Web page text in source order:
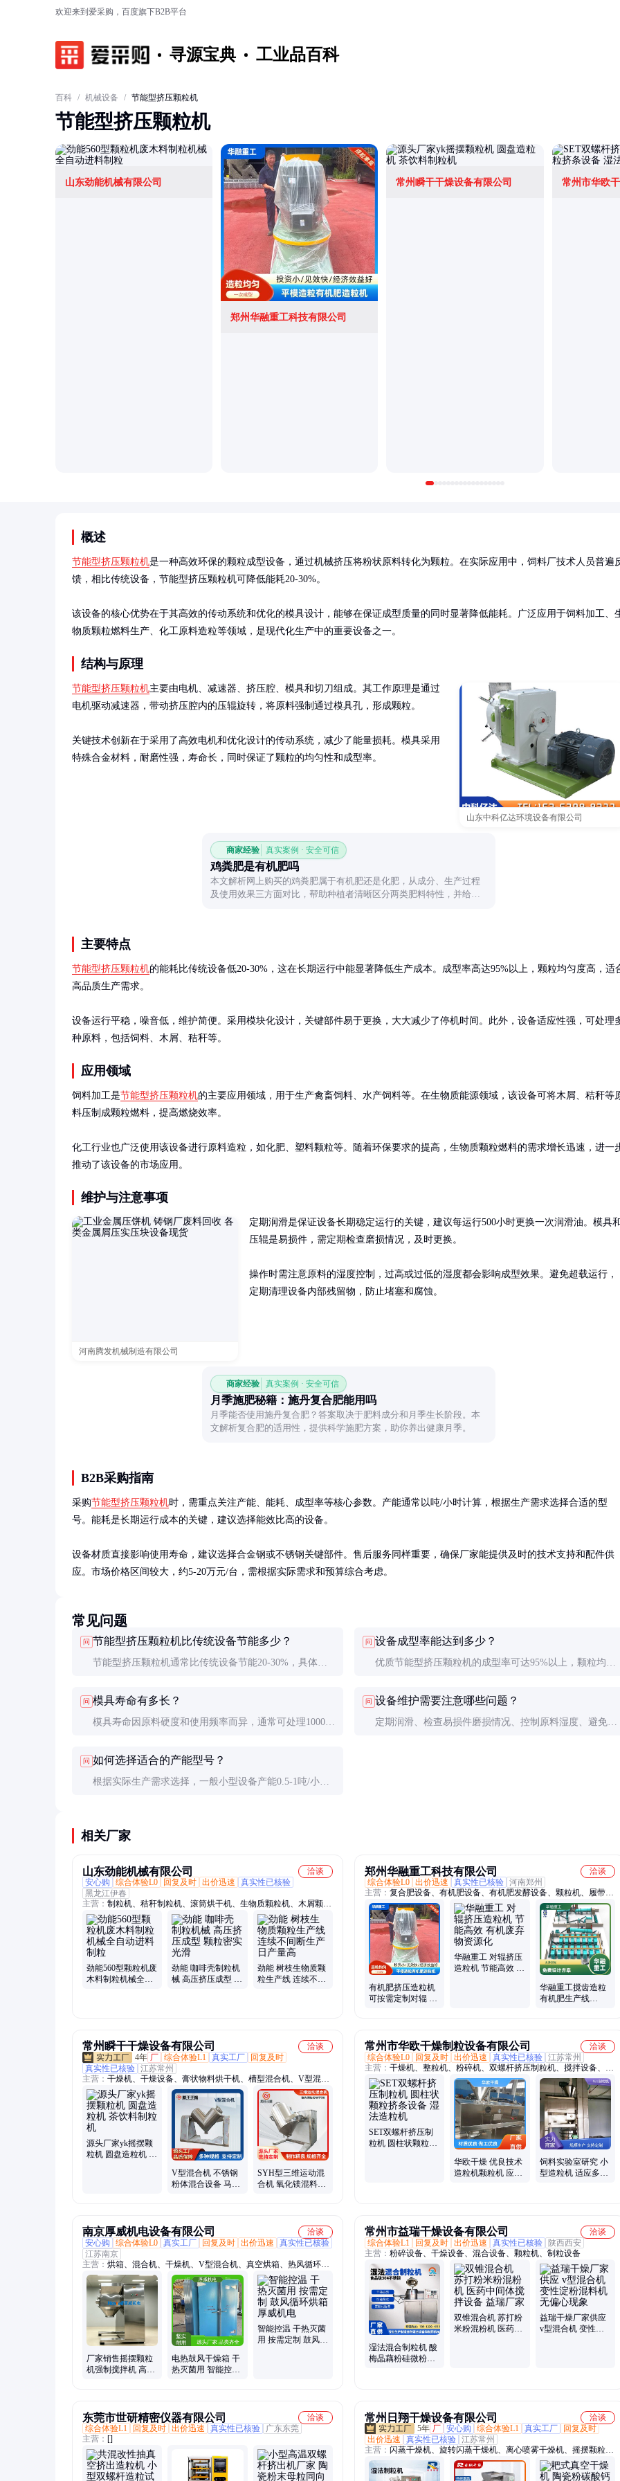
欢迎来到爱采购，百度旗下B2B平台
寻源宝典 工业品百科
百科 / 机械设备 / 节能型挤压颗粒机
节能型挤压颗粒机
山东劲能机械有限公司
郑州华融重工科技有限公司
常州瞬干干燥设备有限公司
概述
节能型挤压颗粒机是一种高效环保的颗粒成型设备，通过机械挤压将粉状原料转化为颗粒。在实际应用中，饲料厂技术人员普遍
馈，相比传统设备，节能型挤压颗粒机可降低能耗20-30%。
该设备的核心优势在于其高效的传动系统和优化的模具设计，能够在保证成型质量的同时显著降低能耗。广泛应用于饲料加工、
物质颗粒燃料生产、化工原料造粒等领域，是现代化生产中的重要设备之一。
结构与原理
山东中科亿达环境设备有限公司
节能型挤压颗粒机主要由电机、减速器、挤压腔、模具和切刀组成。其工作原理是通过
电机驱动减速器，带动挤压腔内的压辊旋转，将原料强制通过模具孔，形成颗粒。
关键技术创新在于采用了高效电机和优化设计的传动系统，减少了能量损耗。模具采用
特殊合金材料，耐磨性强，寿命长，同时保证了颗粒的均匀性和成型率。
商家经验 真实案例 · 安全可信
鸡粪肥是有机肥吗
本文解析网上购买的鸡粪肥属于有机肥还是化肥，从成分、生产过程
及使用效果三方面对比，帮助种植者清晰区分两类肥料特性，并给出
主要特点
节能型挤压颗粒机的能耗比传统设备低20-30%，这在长期运行中能显著降低生产成本。成型率高达95%以上，颗粒均匀度高，适
高品质生产需求。
设备运行平稳，噪音低，维护简便。采用模块化设计，关键部件易于更换，大大减少了停机时间。此外，设备适应性强，可处理
种原料，包括饲料、木屑、秸秆等。
应用领域
饲料加工是节能型挤压颗粒机的主要应用领域，用于生产禽畜饲料、水产饲料等。在生物质能源领域，该设备可将木屑、秸秆等
料压制成颗粒燃料，提高燃烧效率。
化工行业也广泛使用该设备进行原料造粒，如化肥、塑料颗粒等。随着环保要求的提高，生物质颗粒燃料的需求增长迅速，进一
推动了该设备的市场应用。
维护与注意事项
河南腾发机械制造有限公司
定期润滑是保证设备长期稳定运行的关键，建议每运行500小时更换一次润滑油。模具和
压辊是易损件，需定期检查磨损情况，及时更换。
操作时需注意原料的湿度控制，过高或过低的湿度都会影响成型效果。避免超载运行，
定期清理设备内部残留物，防止堵塞和腐蚀。
商家经验 真实案例 · 安全可信
月季施肥秘籍：施丹复合肥能用吗
月季能否使用施丹复合肥？答案取决于肥料成分和月季生长阶段。本
文解析复合肥的适用性，提供科学施肥方案，助你养出健康月季。
B2B采购指南
采购节能型挤压颗粒机时，需重点关注产能、能耗、成型率等核心参数。产能通常以吨/小时计算，根据生产需求选择合适的型
号。能耗是长期运行成本的关键，建议选择能效比高的设备。
设备材质直接影响使用寿命，建议选择合金钢或不锈钢关键部件。售后服务同样重要，确保厂家能提供及时的技术支持和配件供
应。市场价格区间较大，约5-20万元/台，需根据实际需求和预算综合考虑。
常见问题
问 节能型挤压颗粒机比传统设备节能多少？
节能型挤压颗粒机通常比传统设备节能20-30%，具体节
问 设备成型率能达到多少？
优质节能型挤压颗粒机的成型率可达95%以上，颗粒均匀
问 模具寿命有多长？
模具寿命因原料硬度和使用频率而异，通常可处理1000-
问 设备维护需要注意哪些问题？
定期润滑、检查易损件磨损情况、控制原料湿度、避免超
问 如何选择适合的产能型号？
根据实际生产需求选择，一般小型设备产能0.5-1吨/小
相关厂家
山东劲能机械有限公司
洽谈
安心购
综合体验L0 回复及时 出价迅速
真实性已核验
黑龙江伊春
主营： 制粒机、秸秆制粒机、滚筒烘干机、生物质颗粒机、木屑颗粒
机、秸秆颗粒机、燃料颗粒机、饲料颗粒机、有机肥颗粒机、环模颗
粒机、平模颗粒机、颗粒机全套设备、颗粒成型机、木屑压块机
劲能560型颗粒机废
木料制粒机械全自
劲能 咖啡壳制粒机
械 高压挤压成型 颗
劲能 树枝生物质颗
粒生产线 连续不间
郑州华融重工科技有限公司
洽谈
综合体验L0 出价迅速 真实性已核验 河南郑州
主营： 复合肥设备、有机肥设备、有机肥发酵设备、颗粒机、履带翻
抛机、有机肥生产线、肥料设备、有机肥造粒机、BB肥生产线、生
物有机肥设备、圆盘造粒机、肥料加工设备、羊粪加工有机肥设备、
牛粪加工有机肥设备、鸡粪加工有机肥设备、整套有机肥设备
有机肥挤压造粒机
可按需定制对辊 平
华融重工 对辊挤压
造粒机 节能高效 有
华融重工搅齿造粒
有机肥生产线
常州瞬干干燥设备有限公司
洽谈
4年 厂 综合体验L1 真实工厂
回复及时
真实性已核验 江苏常州
主营： 干燥机、干燥设备、膏状物料烘干机、槽型混合机、V型混合
机、摇摆颗粒机、二维混合机、三维混合机、空心桨叶干燥机、高速
混合机、单锥螺带真空干燥机、热风循环烘箱、超微粉碎机、真空耙
式干燥机、双锥回转真空干燥机、电加热双锥回转真空干燥机、盘式
干燥机、万能粉碎机、沸腾干燥机、旋转制粒机
源头厂家yk摇摆颗
粒机 圆盘造粒机 茶
V型混合机 不锈钢
粉体混合设备 马铃
SYH型三维运动混
合机 氧化镁混料机
常州市华欧干燥制粒设备有限公司
洽谈
综合体验L0
回复及时 出价迅速 真实性已核验 江苏常州
主营： 干燥机、整粒机、粉碎机、双螺杆挤压制粒机、搅拌设备、烘
干设备、圆形振动筛、摇摆制粒机、三维混合机、二维混合机、布袋
除尘器、一步制粒机、旋转制粒机、干粉造粒设备、圆球形抛丸机
SET双螺杆挤压制
粒机 圆柱状颗粒挤
华欧干燥 优良技术
造粒机颗粒机 应用
饲料实验室研究 小
型造粒机 适应多种
南京厚威机电设备有限公司
洽谈
安心购
综合体验L0 真实工厂 回复及时 出价迅速
真实性已核验
江苏南京
主营： 烘箱、混合机、干燥机、V型混合机、真空烘箱、热风循环烘
箱、防爆烘箱、三维混合机、双锥混合机
厂家销售摇摆颗粒
机强制搅拌机 高效
电热鼓风干燥箱 干
热灭菌用 智能控温
智能控温 干热灭菌
用 按需定制 鼓风循
常州市益瑞干燥设备有限公司
洽谈
综合体验L1
回复及时 出价迅速 真实性已核验 陕西西安
主营： 粉碎设备、干燥设备、混合设备、颗粒机、制粒设备
湿法混合制粒机 酸
梅晶藕粉硅微粉香
双锥混合机 苏打粉
米粉混粉机 医药中
益瑞干燥厂家供应
v型混合机 变性淀
东莞市世研精密仪器有限公司
洽谈
综合体验L1
回复及时 出价迅速 真实性已核验
广东东莞
主营： []
常州日翔干燥设备有限公司
洽谈
5年 厂 安心购 综合体验L1 真实工厂
回复及时
出价迅速
真实性已核验 江苏常州
主营： 闪蒸干燥机、旋转闪蒸干燥机、离心喷雾干燥机、摇摆颗粒
机、真空耙式干燥机、双锥回转真空干燥机、振动流化床干燥机、高
效沸腾干燥机、盘式干燥机、滚筒刮板干燥机、单锥真空干燥机、卧